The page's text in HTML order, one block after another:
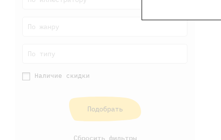
По жанру
По типу
Наличие скидки
Подобрать
Сбросить фильтры